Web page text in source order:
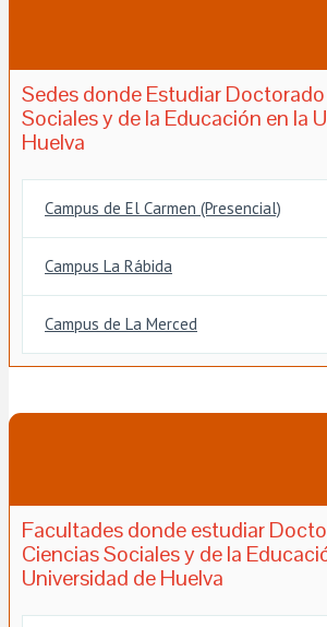
Sedes donde Estudiar
Sociales y de la Educación en la
Huelva
Campus de El Carmen (Presencial)
Campus La Rábida
Campus de La Merced
Facultades donde estudiar
Ciencias Sociales y de la
Universidad de Huelva